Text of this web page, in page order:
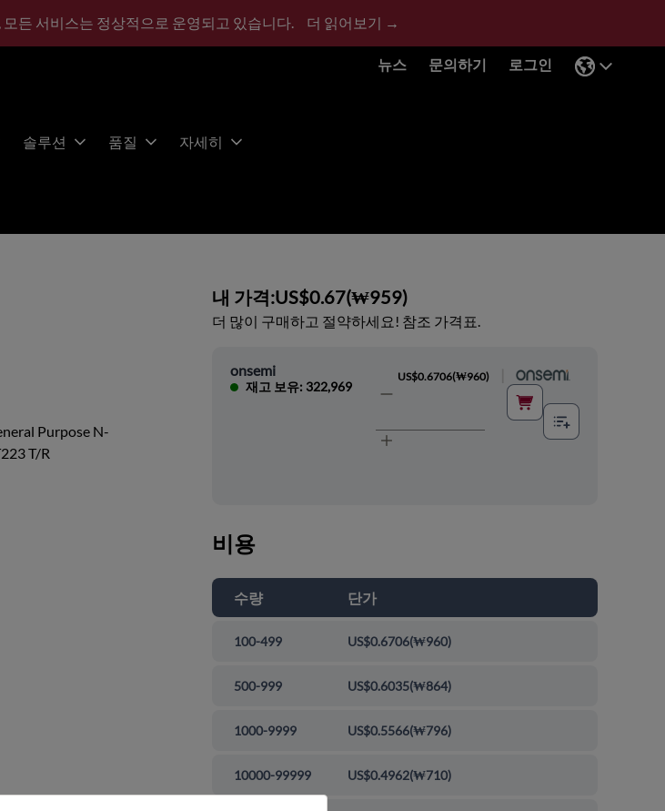
든 서비스는 정상적으로 운영되고 있습니다. 더 읽어보기 →
뉴스 문의하기 로그인
솔루션 품질 자세히
Purpose N-
T/R
내 가격:US$0.67(₩959)
더 많이 구매하고 절약하세요! 참조 가격표.
onsemi
재고 보유: 322,969
US$0.6706(₩960)
비용
수량 단가
100-499 US$0.6706(₩960)
500-999 US$0.6035(₩864)
1000-9999 US$0.5566(₩796)
10000-99999 US$0.4962(₩710)